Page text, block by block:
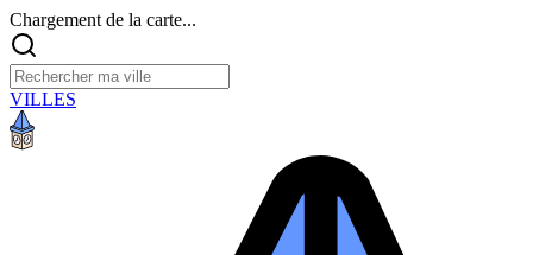
Chargement de la carte...
VILLES